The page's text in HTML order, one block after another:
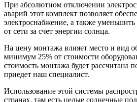
При абсолютном отключении
аварий этот комплект позволяет
электроснабжение, а также
от сети за счет энергии солнца.
На цену монтажа влияет место и вид
минимум 25% от стоимости
стоимость монтажа будет рассчитана
приедет наш специалист.
Использование этой системы
странах, там есть целые солнечные